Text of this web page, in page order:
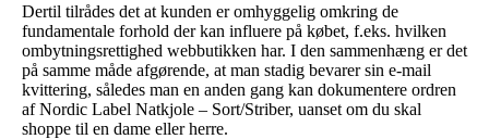
Dertil tilrådes det at kunden er omhyggelig omkring de
fundamentale forhold der kan influere på købet, f.eks. hvilken
ombytningsrettighed webbutikken har. I den sammenhæng er det
på samme måde afgørende, at man stadig bevarer sin e-mail
kvittering, således man en anden gang kan dokumentere ordren
af Nordic Label Natkjole – Sort/Striber, uanset om du skal
shoppe til en dame eller herre.